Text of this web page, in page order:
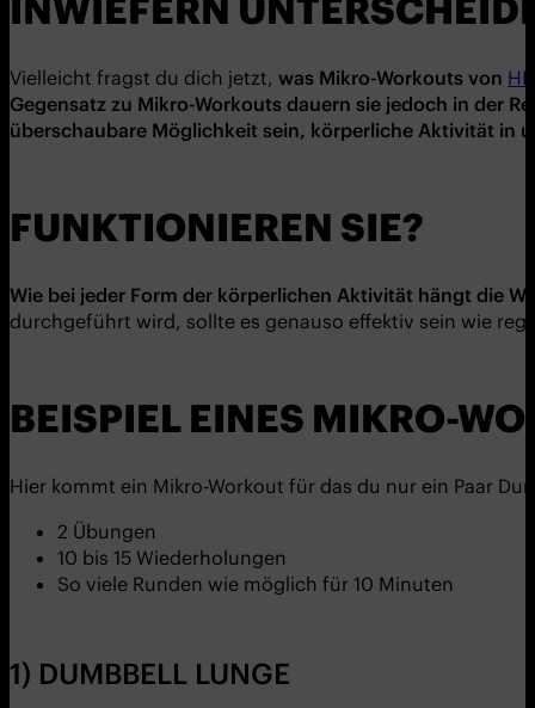
INWIEFERN
Vielleicht fragst du dich jetzt, was Mikro-Workouts von
Gegensatz zu Mikro-Workouts dauern sie jedoch in der
überschaubare Möglichkeit sein, körperliche Aktivität in
FUNKTIONIEREN SIE?
Wie bei jeder Form der körperlichen Aktivität hängt die
durchgeführt wird, sollte es genauso effektiv sein wie
BEISPIEL EINES MIKRO-
Hier kommt ein Mikro-Workout für das du nur ein Paar
2 Übungen
10 bis 15 Wiederholungen
So viele Runden wie möglich für 10 Minuten
1) DUMBBELL LUNGE